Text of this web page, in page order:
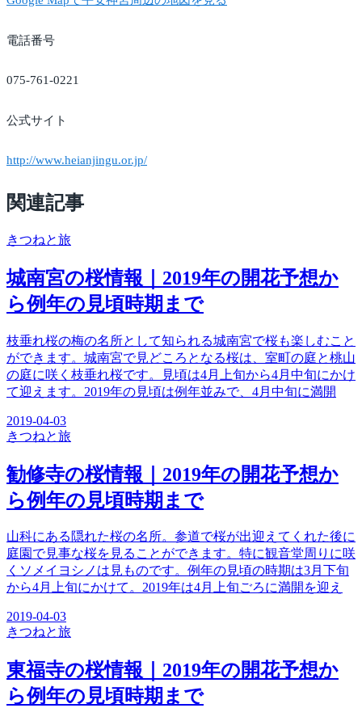
電話番号
075-761-0221
公式サイト
http://www.heianjingu.or.jp/
関連記事
きつねと旅
城南宮の桜情報｜2019年の開花予想か
ら例年の見頃時期まで
枝垂れ桜の梅の名所として知られる城南宮で桜も楽しむこと
ができます。城南宮で見どころとなる桜は、室町の庭と桃山
の庭に咲く枝垂れ桜です。見頃は4月上旬から4月中旬にかけ
て迎えます。2019年の見頃は例年並みで、4月中旬に満開
2019-04-03
きつねと旅
勧修寺の桜情報｜2019年の開花予想か
ら例年の見頃時期まで
山科にある隠れた桜の名所。参道で桜が出迎えてくれた後に
庭園で見事な桜を見ることができます。特に観音堂周りに咲
くソメイヨシノは見ものです。例年の見頃の時期は3月下旬
から4月上旬にかけて。2019年は4月上旬ごろに満開を迎え
2019-04-03
きつねと旅
東福寺の桜情報｜2019年の開花予想か
ら例年の見頃時期まで